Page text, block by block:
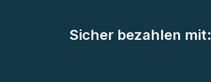
Sicher bezahlen mit: